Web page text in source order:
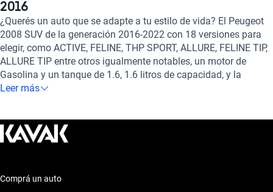
2016
¿Querés un auto que se adapte a tu estilo de vida? El Peugeot
2008 SUV de la generación 2016-2022 con 18 versiones para
elegir, como ACTIVE, FELINE, THP SPORT, ALLURE, FELINE TIP,
ALLURE TIP entre otros igualmente notables, un motor de
Gasolina y un tanque de 1.6, 1.6 litros de capacidad, y la
posibilidad de elegir entre transmisión Manual, Automático es
Leer más
Comprá un auto